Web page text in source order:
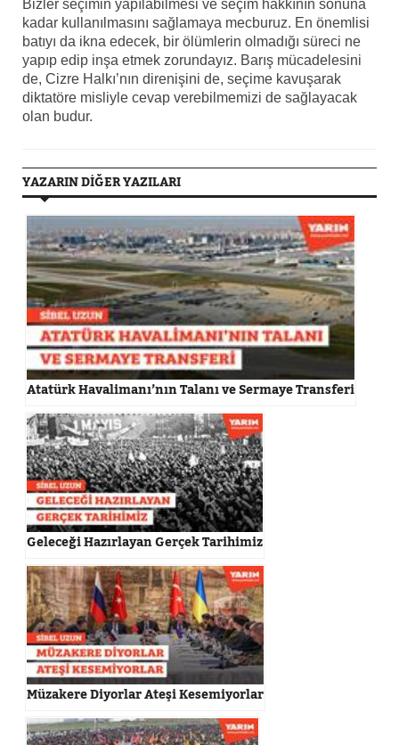
Bizler seçimin yapılabilmesi ve seçim hakkının sonuna
kadar kullanılmasını sağlamaya mecburuz. En önemlisi
batıyı da ikna edecek, bir ölümlerin olmadığı süreci ne
yapıp edip inşa etmek zorundayız. Barış mücadelesini
de, Cizre Halkı’nın direnişini de, seçime kavuşarak
diktatöre misliyle cevap verebilmemizi de sağlayacak
olan budur.
YAZARIN DİĞER YAZILARI
Atatürk Havalimanı’nın Talanı ve Sermaye Transferi
Geleceği Hazırlayan Gerçek Tarihimiz
Müzakere Diyorlar Ateşi Kesemiyorlar